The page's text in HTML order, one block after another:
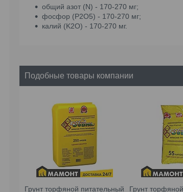
общий азот (N) - 170-270 мг;
фосфор (P2O5) - 170-270 мг;
калий (K2O) - 170-270 мг.
Подобные товары компании
Грунт торфяной питательный
Грунт